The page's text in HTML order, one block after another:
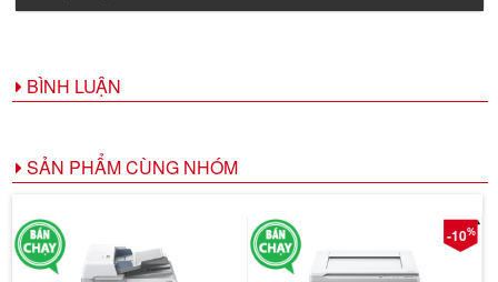
BÌNH LUẬN
SẢN PHẨM CÙNG NHÓM
-10%